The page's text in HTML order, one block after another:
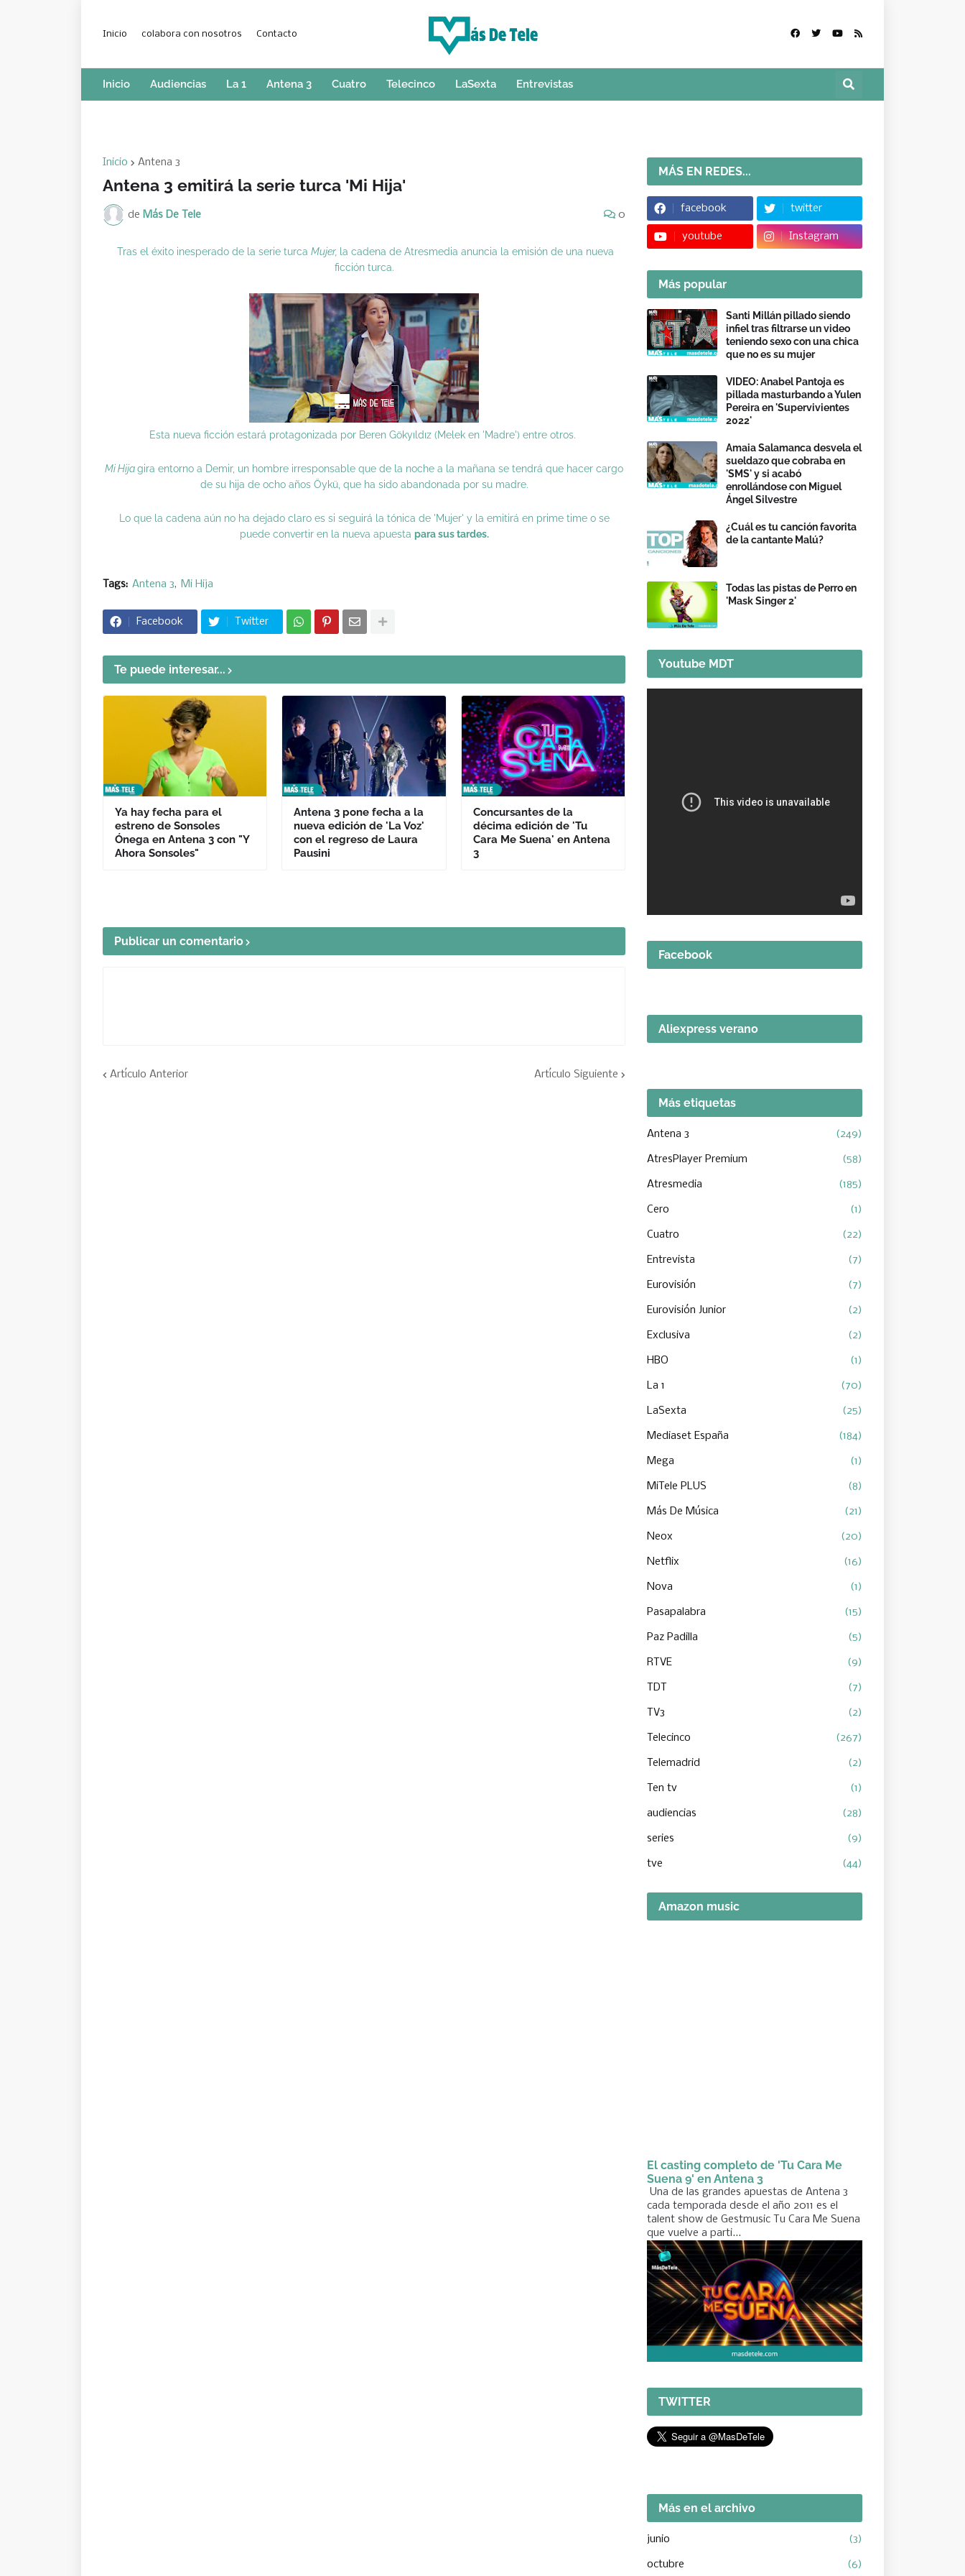
Inicio colabora con nosotros Contacto
Inicio Audiencias La 1 Antena 3 Cuatro Telecinco LaSexta Entrevistas
Inicio Antena 3
Antena 3 emitirá la serie turca 'Mi Hija'
de Más De Tele 0
Tras el éxito inesperado de la serie turca Mujer, la cadena de Atresmedia anuncia la emisión de una nueva
ficción turca.
Esta nueva ficción estará protagonizada por Beren Gökyıldız (Melek en 'Madre') entre otros.
Mi Hijagira entorno a Demir, un hombre irresponsable que de la noche a la mañana se tendrá que hacer cargo
de su hija de ocho años Öykü, que ha sido abandonada por su madre.
Lo que la cadena aún no ha dejado claro es si seguirá la tónica de 'Mujer' y la emitirá en prime time o se
puede convertir en la nueva apuesta para sus tardes.
Tags: Antena 3 Mi Hija
Facebook Twitter
Te puede interesar...
Ya hay fecha para el
estreno de Sonsoles
Ónega en Antena 3 con "Y
Ahora Sonsoles"
Antena 3 pone fecha a la
nueva edición de 'La Voz'
con el regreso de Laura
Pausini
Concursantes de la
décima edición de 'Tu
Cara Me Suena' en Antena
3
Publicar un comentario
Artículo Anterior Artículo Siguiente
MÁS EN REDES...
facebook twitter
youtube Instagram
Más popular
Santi Millán pillado siendo
infiel tras filtrarse un video
teniendo sexo con una chica
que no es su mujer
VIDEO: Anabel Pantoja es
pillada masturbando a Yulen
Pereira en 'Supervivientes
2022'
Amaia Salamanca desvela el
sueldazo que cobraba en
'SMS' y si acabó
enrollándose con Miguel
Ángel Silvestre
¿Cuál es tu canción favorita
de la cantante Malú?
Todas las pistas de Perro en
'Mask Singer 2'
Youtube MDT
Facebook
Aliexpress verano
Más etiquetas
Antena 3 (249)
AtresPlayer Premium (58)
Atresmedia (185)
Cero (1)
Cuatro (22)
Entrevista (7)
Eurovisión (7)
Eurovisión Junior (2)
Exclusiva (2)
HBO (1)
La 1 (70)
LaSexta (25)
Mediaset España (184)
Mega (1)
MiTele PLUS (8)
Más De Música (21)
Neox (20)
Netflix (16)
Nova (1)
Pasapalabra (15)
Paz Padilla (5)
RTVE (9)
TDT (7)
TV3 (2)
Telecinco (267)
Telemadrid (2)
Ten tv (1)
audiencias (28)
series (9)
tve (44)
Amazon music
El casting completo de 'Tu Cara Me
Suena 9' en Antena 3
Una de las grandes apuestas de Antena 3
cada temporada desde el año 2011 es el
talent show de Gestmusic Tu Cara Me Suena
que vuelve a parti...
TWITTER
Más en el archivo
junio (3)
octubre (6)